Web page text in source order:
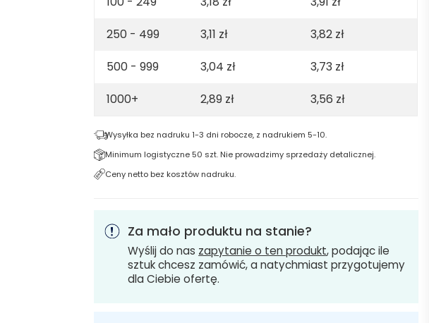
250 - 499
3,11 zł 3,82 zł
500 - 999
3,04 zł 3,73 zł
1000+
2,89 zł 3,56 zł
Wysyłka bez nadruku 1-3 dni robocze, z nadrukiem 5-10.
Minimum logistyczne 50 szt. Nie prowadzimy sprzedaży detalicznej.
Ceny netto bez kosztów nadruku.
Za mało produktu na stanie?
Wyślij do nas zapytanie o ten produkt, podając ile
sztuk chcesz zamówić, a natychmiast przygotujemy
dla Ciebie ofertę.